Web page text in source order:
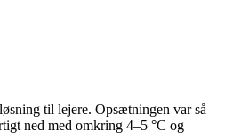
til lejere. Opsætningen var så
ned med omkring 4–5 °C og